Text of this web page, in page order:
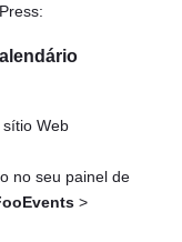
sítio Web
no seu painel de
>